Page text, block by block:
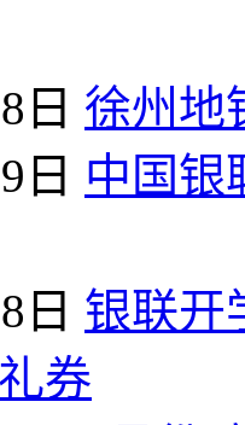
日 徐州地
日 中国银
日 银联开
券